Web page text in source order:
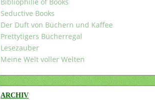
Bibliophilie of Books
Seductive Books
Der Duft von Büchern und Kaffee
Prettytigers Bücherregal
Lesezauber
Meine Welt voller Welten
ARCHIV